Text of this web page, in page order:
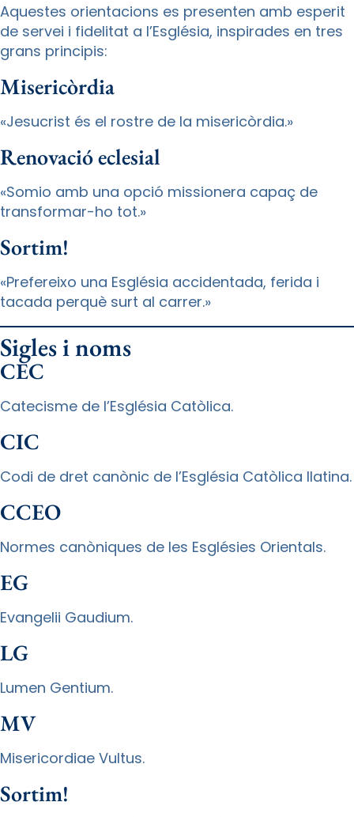
Aquestes orientacions es presenten amb esperit
de servei i fidelitat a l’Església, inspirades en tres
grans principis:
Misericòrdia
«Jesucrist és el rostre de la misericòrdia.»
Renovació eclesial
«Somio amb una opció missionera capaç de
transformar-ho tot.»
Sortim!
«Prefereixo una Església accidentada, ferida i
tacada perquè surt al carrer.»
Sigles i noms
CEC
Catecisme de l’Església Catòlica.
CIC
Codi de dret canònic de l’Església Catòlica llatina.
CCEO
Normes canòniques de les Esglésies Orientals.
EG
Evangelii Gaudium.
LG
Lumen Gentium.
MV
Misericordiae Vultus.
Sortim!